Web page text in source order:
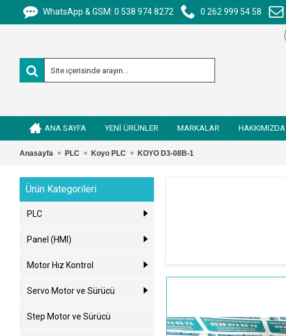
WhatsApp & GSM: 0 538 974 8272 0 262 999 54 58
ANA SAYFA YENİ ÜRÜNLER MARKALAR HAKKIMIZDA
Anasayfa PLC Koyo PLC KOYO D3-08B-1
Ürün Kategorileri
PLC
Panel (HMI)
Motor Hız Kontrol
Servo Motor ve Sürücü
Step Motor ve Sürücü